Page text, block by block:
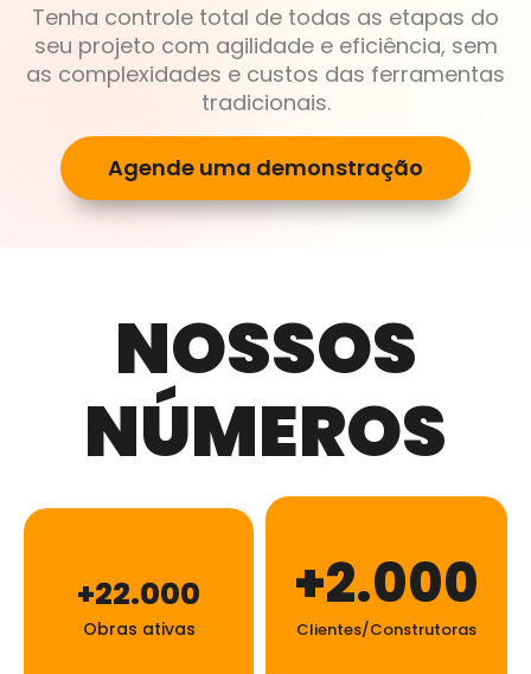
Tenha controle total de todas as etapas do
seu projeto com agilidade e eficiência, sem
as complexidades e custos das ferramentas
tradicionais.
Agende uma demonstração
NOSSOS
NÚMEROS
+22.000
Obras ativas
+2.000
Clientes/Construtoras